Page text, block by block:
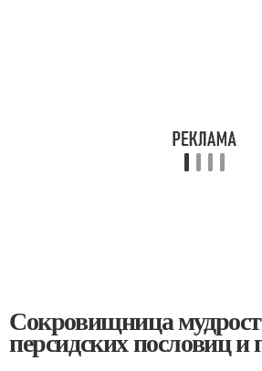
Сокровищница
персидских пословиц и